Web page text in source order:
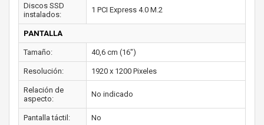
Discos SSD
instalados:
1 PCI Express 4.0 M.2
PANTALLA
Tamaño: 40,6 cm (16")
Resolución: 1920 x 1200 Pixeles
Relación de
aspecto:
No indicado
Pantalla táctil: No